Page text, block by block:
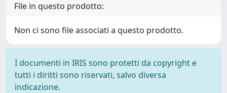
File in questo prodotto:
Non ci sono file associati a questo prodotto.
I documenti in IRIS sono protetti da copyright e
tutti i diritti sono riservati, salvo diversa
indicazione.